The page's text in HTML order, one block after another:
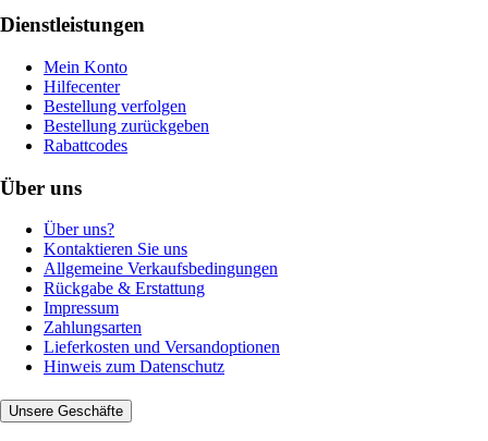
Dienstleistungen
Mein Konto
Hilfecenter
Bestellung verfolgen
Bestellung zurückgeben
Rabattcodes
Über uns
Über uns?
Kontaktieren Sie uns
Allgemeine Verkaufsbedingungen
Rückgabe & Erstattung
Impressum
Zahlungsarten
Lieferkosten und Versandoptionen
Hinweis zum Datenschutz
Unsere Geschäfte